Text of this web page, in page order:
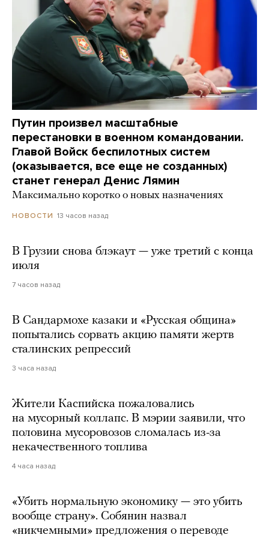
Путин произвел масштабные
перестановки в военном командовании.
Главой Войск беспилотных систем
(оказывается, все еще не созданных)
станет генерал Денис Лямин
Максимально коротко о новых назначениях
НОВОСТИ 13 часов назад
В Грузии снова блэкаут — уже третий с конца
июля
7 часов назад
В Сандармохе казаки и «Русская община»
попытались сорвать акцию памяти жертв
сталинских репрессий
3 часа назад
Жители Каспийска пожаловались
на мусорный коллапс. В мэрии заявили, что
половина мусоровозов сломалась из-за
некачественного топлива
4 часа назад
«Убить нормальную экономику — это убить
вообще страну». Собянин назвал
«никчемными» предложения о переводе